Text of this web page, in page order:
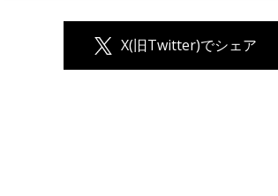
X(旧Twitter)でシェア